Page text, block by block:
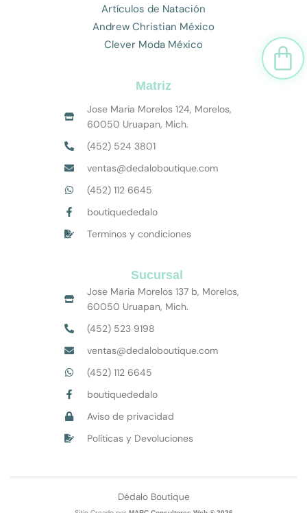
Artículos de Natación
Andrew Christian México
Clever Moda México
Matriz
Jose Maria Morelos 124, Morelos,
60050 Uruapan, Mich.
(452) 524 3801
ventas@dedaloboutique.com
(452) 112 6645
boutiquededalo
Terminos y condiciones
Sucursal
Jose Maria Morelos 137 b, Morelos,
60050 Uruapan, Mich.
(452) 523 9198
ventas@dedaloboutique.com
(452) 112 6645
boutiquededalo
Aviso de privacidad
Políticas y Devoluciones
Dédalo Boutique